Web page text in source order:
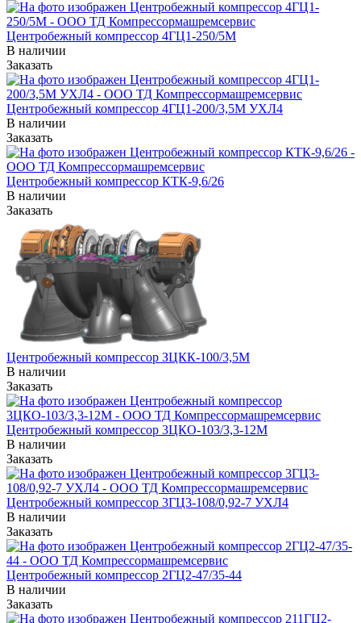
Центробежный компрессор 4ГЦ1-250/5М
В наличии
Заказать
Центробежный компрессор 4ГЦ1-200/3,5М УХЛ4
В наличии
Заказать
Центробежный компрессор КТК-9,6/26
В наличии
Заказать
Центробежный компрессор ЗЦКК-100/3,5М
В наличии
Заказать
Центробежный компрессор 3ЦКО-103/3,3-12М
В наличии
Заказать
Центробежный компрессор 3ГЦ3-108/0,92-7 УХЛ4
В наличии
Заказать
Центробежный компрессор 2ГЦ2-47/35-44
В наличии
Заказать